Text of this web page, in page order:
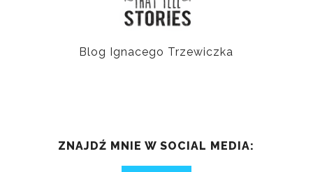
Blog Ignacego Trzewiczka
ZNAJDŹ MNIE W SOCIAL MEDIA: